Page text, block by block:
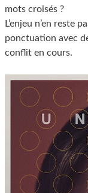
mots croisés ?
L’enjeu n’en reste
ponctuation avec
conflit en cours.